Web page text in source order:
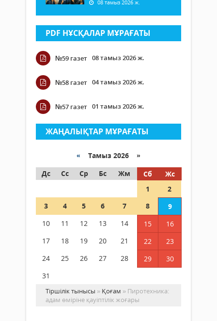
08 тамыз 2026 ж.
PDF НҰСҚАЛАР МҰРАҒАТЫ
№59 газет 08 тамыз 2026 ж.
№58 газет 04 тамыз 2026 ж.
№57 газет 01 тамыз 2026 ж.
ЖАҢАЛЫҚТАР МҰРАҒАТЫ
« Тамыз 2026 »
Дс
Сс Ср Бс Жм Сб
Жс
1
2
3
4 5 6 7 8
9
10
11 12 13 14 15
16
17
18 19 20 21 22
23
24
25 26 27 28 29
30
31
Тіршілік тынысы » Қоғам » Пиротехника:
адам өміріне қауіптілік жоғары